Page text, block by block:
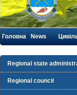
Головна News
Regional state
Regional council